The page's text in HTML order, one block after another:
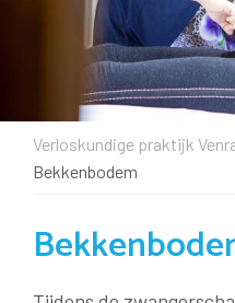
Verloskundige praktijk
Bekkenbodem